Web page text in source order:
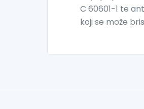
C 60601-1 te
koji se može